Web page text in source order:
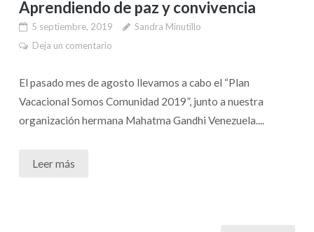
Aprendiendo de paz y convivencia
5 septiembre, 2019
Sandra Minutillo
Deja un comentario
El pasado mes de agosto llevamos a cabo el “Plan
Vacacional Somos Comunidad 2019”, junto a nuestra
organización hermana Mahatma Gandhi Venezuela....
Leer más